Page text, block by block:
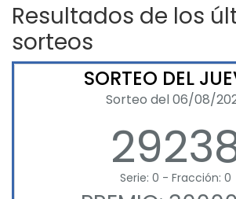
Resultados de los
sorteos
SORTEO DEL
Sorteo del 06/08/
Serie: 0 - Fracción: 0